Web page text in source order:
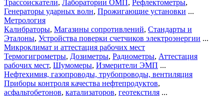
Трассоискатели, Лаборатории ОМП, Рефлектометры,
Генераторы ударных волн, Прожигающие установки ...
Метрология
Калибраторы, Магазины сопротивлений, Стандарты и
Эталоны, Устройства поверки счетчиков электроэнергии ...
Микроклимат и аттестация рабочих мест
Термогигрометры, Дозиметры, Радиометры, Аттестация
рабочих мест, Шумомеры, Измерители ЭМП ...
Нефтехимия, газопроводы, трубопроводы, вентиляция
Приборы контроля качества нефтепродуктов,
асфальтобетонов, катализаторов, геотекстиля ...